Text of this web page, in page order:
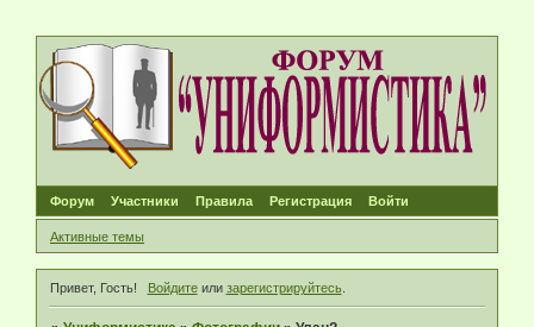
Форум Участники Правила Регистрация Войти
Активные темы
Привет, Гость! Войдитеили зарегистрируйтесь.